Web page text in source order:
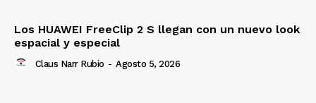
Los HUAWEI FreeClip 2 S llegan con un nuevo look
espacial y especial
Claus Narr Rubio - Agosto 5, 2026